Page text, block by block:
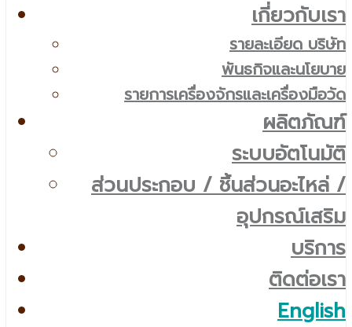
เกี่ยวกับเรา
รายละเอียด บริษัท
พันธกิจและนโยบาย
รายการเครื่องจักรและเครื่องมือวัด
ผลิตภัณฑ์
ระบบอัตโนมัติ
ส่วนประกอบ / ชิ้นส่วนอะไหล่ /
อุปกรณ์เสริม
บริการ
ติดต่อเรา
English